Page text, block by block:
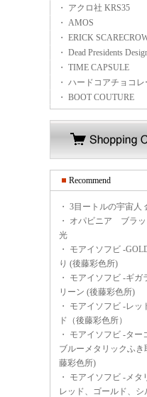
・ アクロ社 KRS35
・ AMOS
・ ERICK
・ Dead Presidents
・ TIME CAPSULE
・ ハードコアチョコレ
・ BOOT COUTURE
Recommend
・ 3目ートルの宇宙人
・ オパビニア ブラッ
光
・ モアイソフビ -
り (後藤彩色所)
・ モアイソフビ -ギガ
リーン (後藤彩色所)
・ モアイソフビ -レッ
ド（後藤彩色所）
・ モアイソフビ -ター
ブルーメタリックふき
藤彩色所)
・ モアイソフビ -メタ
レッド、ゴールド、シ